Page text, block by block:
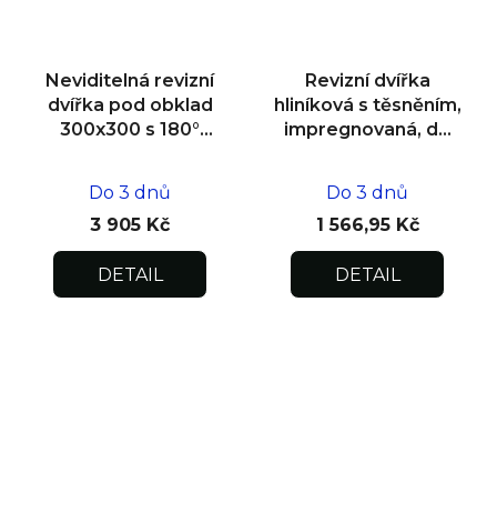
Neviditelná revizní
dvířka pod obklad
300x300 s 180°
Do 3 dnů
3 905 Kč
DETAIL
Revizní dvířka
hliníková s těsněním,
impregnovaná, do
Do 3 dnů
1 566,95 Kč
DETAIL